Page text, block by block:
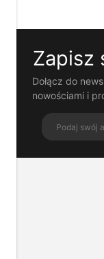
Zapisz
Dołącz do
nowościami i
działanie
pomagają
dostosować
ofertę